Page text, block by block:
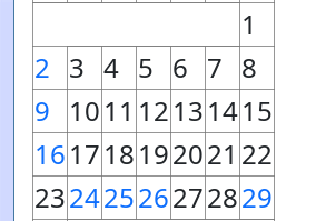
1
2 3 4 5 6 7 8
9
1011 12131415
161718192021 22
23242526272829